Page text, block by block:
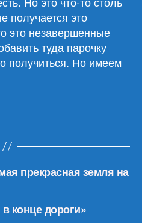
получается это
это незавершенные
туда парочку
получиться. Но имеем
прекрасная земля на
конце дороги»